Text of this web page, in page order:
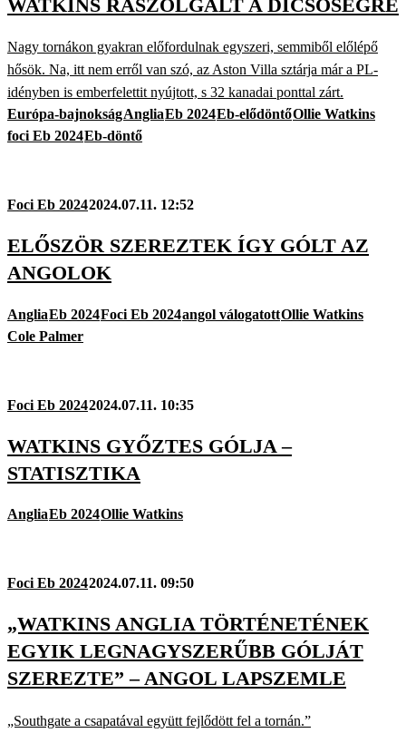
WATKINS RÁSZOLGÁLT A DICSŐSÉGRE
Nagy tornákon gyakran előfordulnak egyszeri, semmiből előlépő
hősök. Na, itt nem erről van szó, az Aston Villa sztárja már a PL-
idényben is emberfelettit nyújtott, s 32 kanadai ponttal zárt.
Európa-bajnokságAngliaEb 2024Eb-elődöntőOllie Watkins
foci Eb 2024Eb-döntő
Foci Eb 20242024.07.11. 12:52
ELŐSZÖR SZEREZTEK ÍGY GÓLT AZ
ANGOLOK
AngliaEb 2024Foci Eb 2024angol válogatottOllie Watkins
Cole Palmer
Foci Eb 20242024.07.11. 10:35
WATKINS GYŐZTES GÓLJA –
STATISZTIKA
AngliaEb 2024Ollie Watkins
Foci Eb 20242024.07.11. 09:50
„WATKINS ANGLIA TÖRTÉNETÉNEK
EGYIK LEGNAGYSZERŰBB GÓLJÁT
SZEREZTE” – ANGOL LAPSZEMLE
„Southgate a csapatával együtt fejlődött fel a tornán.”